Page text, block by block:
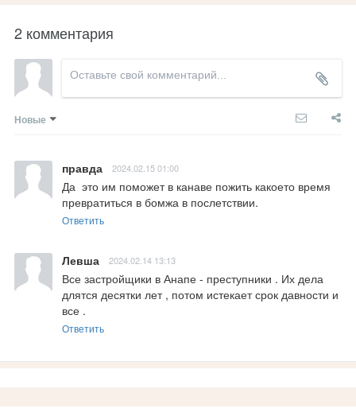
2 комментария
Новые
правда 2024.02.15 01:00
Да  это им поможет в канаве пожить какоето время
превратиться в бомжа в послетствии.
Ответить
Левша 2024.02.14 13:13
Все застройщики в Анапе - преступники . Их дела
длятся десятки лет , потом истекает срок давности и
все .
Ответить